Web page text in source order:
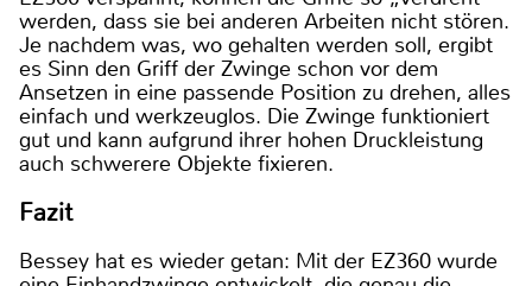
werden, dass sie bei anderen Arbeiten nicht stören.
Je nachdem was, wo gehalten werden soll, ergibt
es Sinn den Griff der Zwinge schon vor dem
Ansetzen in eine passende Position zu drehen, alles
einfach und werkzeuglos. Die Zwinge funktioniert
gut und kann aufgrund ihrer hohen Druckleistung
auch schwerere Objekte fixieren.
Fazit
Bessey hat es wieder getan: Mit der EZ360 wurde